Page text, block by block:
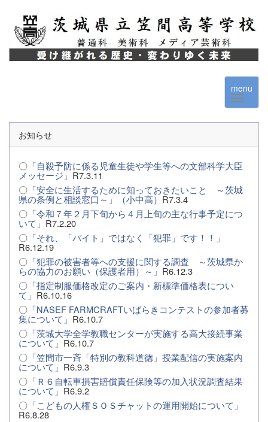
menu
お知らせ
〇 「自殺予防に係る児童生徒や学生等への文部科学大臣
メッセージ」 R7.3.11
〇 「安全に生活するために知っておきたいこと ～茨城
県の条例と相談窓口～」（小中高） R7.3.4
〇 「令和７年２月下旬から４月上旬の主な行事予定につ
いて」 R7.2.20
〇 「それ、「バイト」ではなく「犯罪」です！！」
R6.12.19
〇 「犯罪の被害者等への支援に関する調査 ～茨城県か
らの協力のお願い（保護者用）～」 R6.12.3
〇 「指定制服価格改定のご案内・新標準価格表につい
て」 R6.10.16
〇 「NASEF FARMCRAFTいばらきコンテストの参加者募
集について」 R6.10.7
〇 「茨城大学全学教職センターが実施する高大接続事業
について」 R6.10.7
〇 「笠間市一斉「特別の教科道徳」授業配信の実施案内
について」 R6.9.3
〇 「Ｒ６自転車損害賠償責任保険等の加入状況調査結果
について」 R6.9.2
〇 「こどもの人権ＳＯＳチャットの運用開始について」
R6.8.28